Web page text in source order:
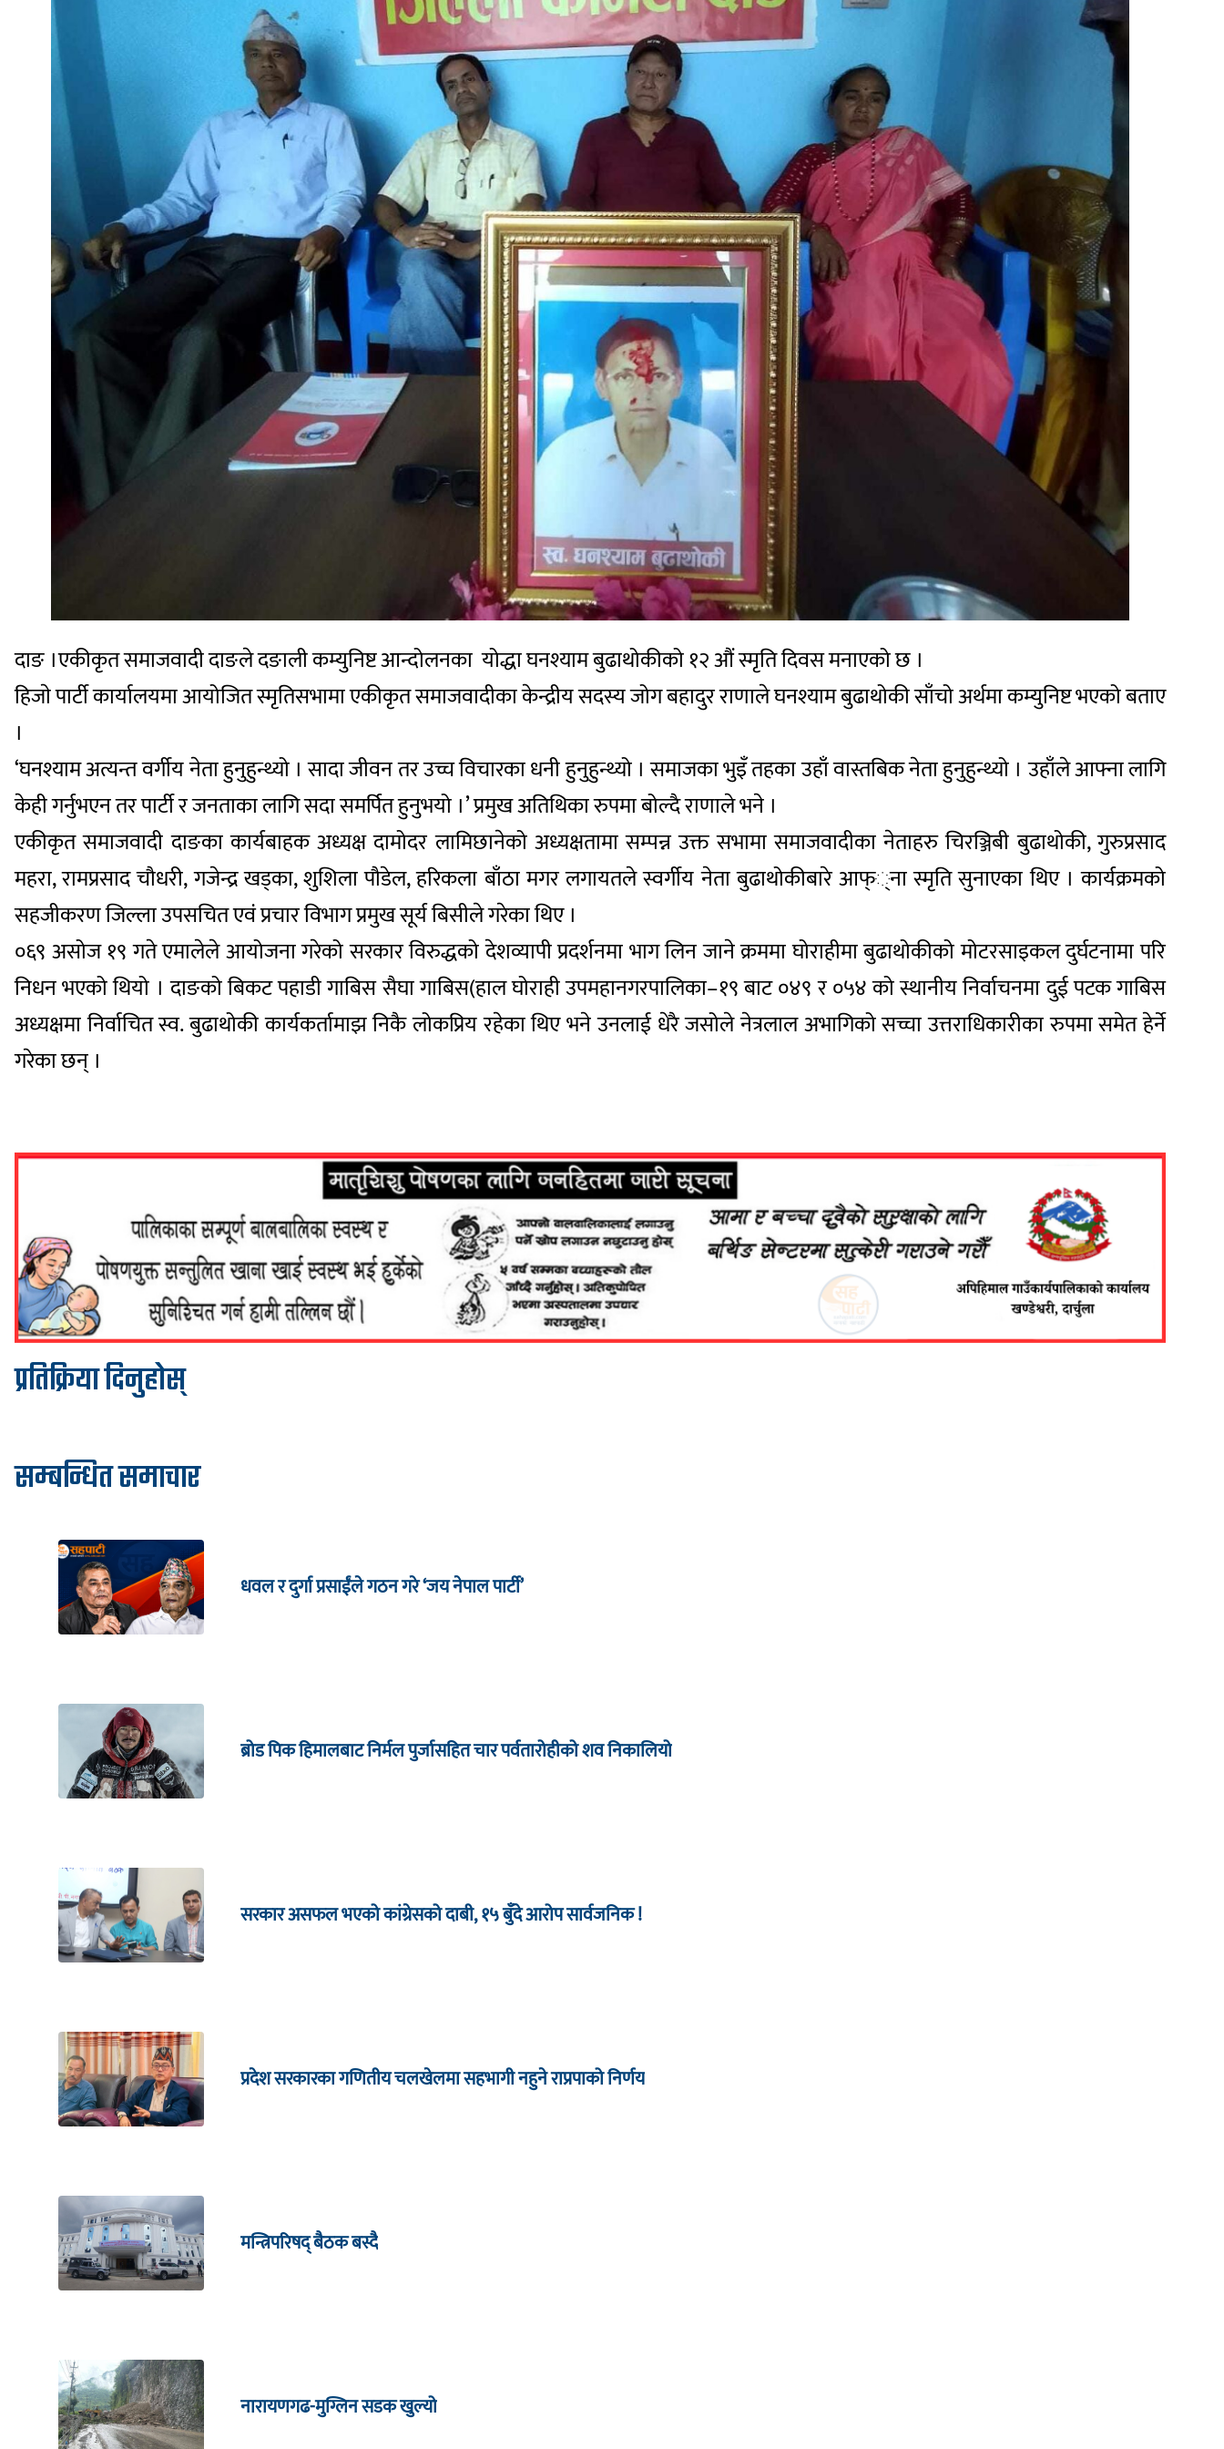
दाङ ।एकीकृत समाजवादी दाङले दङाली कम्युनिष्ट आन्दोलनका योद्धा घनश्याम बुढाथोकीको १२ औं स्मृति दिवस मनाएको छ ।
हिजाे पार्टी कार्यालयमा आयोजित स्मृतिसभामा एकीकृत समाजवादीका केन्द्रीय सदस्य जोग बहादुर राणाले घनश्याम बुढाथोकी साँचो अर्थमा कम्युनिष्ट भएको बताए
।
‘घनश्याम अत्यन्त वर्गीय नेता हुनुहुन्थ्यो । सादा जीवन तर उच्च विचारका धनी हुनुहुन्थ्यो । समाजका भुइँ तहका उहाँ वास्तबिक नेता हुनुहुन्थ्यो । उहाँले आफ्ना लागि
केही गर्नुभएन तर पार्टी र जनताका लागि सदा समर्पित हुनुभयो ।’ प्रमुख अतिथिका रुपमा बोल्दै राणाले भने ।
एकीकृत समाजवादी दाङका कार्यबाहक अध्यक्ष दामोदर लामिछानेको अध्यक्षतामा सम्पन्न उक्त सभामा समाजवादीका नेताहरु चिरञ्जिबी बुढाथोकी, गुरुप्रसाद
महरा, रामप्रसाद चौधरी, गजेन्द्र खड्का, शुशिला पौडेल, हरिकला बाँठा मगर लगायतले स्वर्गीय नेता बुढाथोकीबारे आफ््ना स्मृति सुनाएका थिए । कार्यक्रमको
सहजीकरण जिल्ला उपसचित एवं प्रचार विभाग प्रमुख सूर्य बिसीले गरेका थिए ।
०६९ असोज १९ गते एमालेले आयोजना गरेको सरकार विरुद्धको देशव्यापी प्रदर्शनमा भाग लिन जाने क्रममा घोराहीमा बुढाथोकीको मोटरसाइकल दुर्घटनामा परि
निधन भएको थियो । दाङको बिकट पहाडी गाबिस सैघा गाबिस(हाल घोराही उपमहानगरपालिका–१९ बाट ०४९ र ०५४ को स्थानीय निर्वाचनमा दुई पटक गाबिस
अध्यक्षमा निर्वाचित स्व. बुढाथोकी कार्यकर्तामाझ निकै लोकप्रिय रहेका थिए भने उनलाई धेरै जसोले नेत्रलाल अभागिको सच्चा उत्तराधिकारीका रुपमा समेत हेर्ने
गरेका छन् ।
प्रतिक्रिया दिनुहोस्
सम्बन्धित समाचार
धवल र दुर्गा प्रसाईंले गठन गरे ‘जय नेपाल पार्टी’
ब्रोड पिक हिमालबाट निर्मल पुर्जासहित चार पर्वतारोहीको शव निकालियो
सरकार असफल भएको कांग्रेसको दाबी, १५ बुँदे आरोप सार्वजनिक !
प्रदेश सरकारका गणितीय चलखेलमा सहभागी नहुने राप्रपाको निर्णय
मन्त्रिपरिषद् बैठक बस्दै
नारायणगढ-मुग्लिन सडक खुल्यो